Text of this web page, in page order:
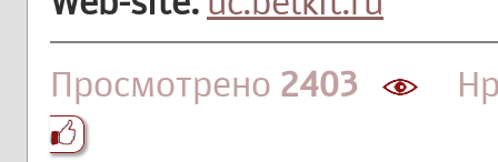
Просмотрено 2403